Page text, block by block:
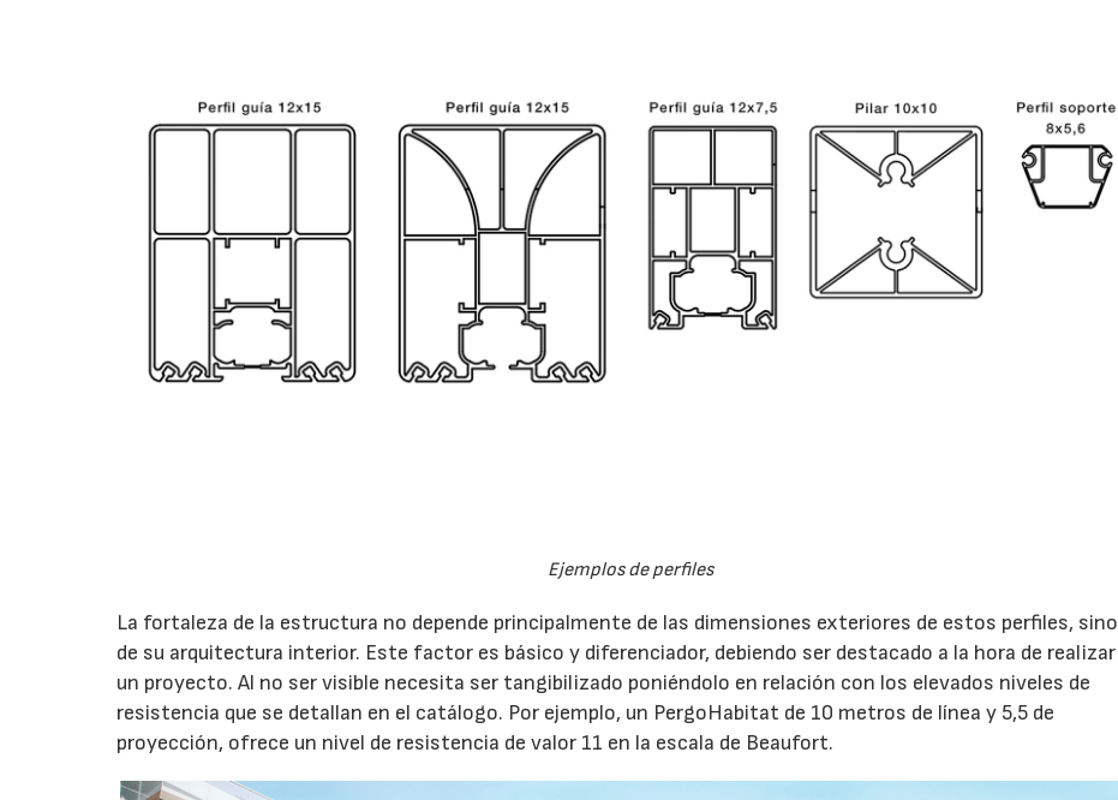
Ejemplos de perfiles
La fortaleza de la estructura no depende principalmente de las dimensiones exteriores de estos perfiles, sino
de su arquitectura interior. Este factor es básico y diferenciador, debiendo ser destacado a la hora de realizar
un proyecto. Al no ser visible necesita ser tangibilizado poniéndolo en relación con los elevados niveles de
resistencia que se detallan en el catálogo. Por ejemplo, un PergoHabitat de 10 metros de línea y 5,5 de
proyección, ofrece un nivel de resistencia de valor 11 en la escala de Beaufort.